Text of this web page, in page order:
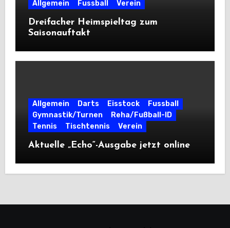
Allgemein Fussball Verein
Dreifacher Heimspieltag zum
Saisonauftakt
Allgemein Darts Eisstock
Fussball
Gymnastik/Turnen
Reha/Fußball-ID
Tennis
Tischtennis Verein
Aktuelle „Echo“-Ausgabe jetzt online